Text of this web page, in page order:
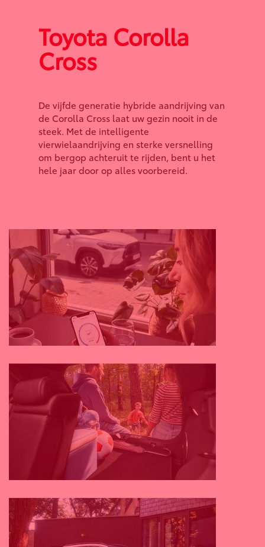
Toyota Corolla
Cross
De vijfde generatie hybride aandrijving van
de Corolla Cross laat uw gezin nooit in de
steek. Met de intelligente
vierwielaandrijving en sterke versnelling
om bergop achteruit te rijden, bent u het
hele jaar door op alles voorbereid.